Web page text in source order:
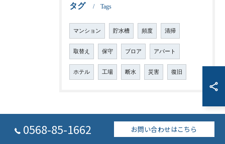
タグ Tags
マンション 貯水槽 頻度 清掃
取替え 保守 ブロア アパート
ホテル 工場 断水 災害 復旧
0568-85-1662 お問い合わせはこちら